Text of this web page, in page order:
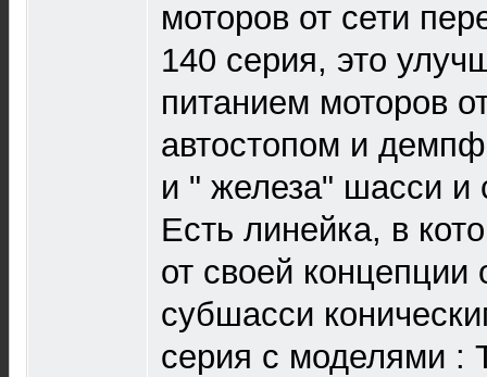
моторов от сети
140 серия, это
питанием моторов
автостопом и
и " железа" шасси и
Есть линейка, в
от своей концепции
субшасси
серия с моделями :